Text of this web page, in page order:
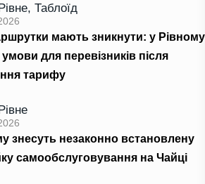
, Таблоїд
мають зникнути: у Рівному
для перевізників після
тарифу
знесуть незаконно встановлену
самообслуговування на Чайці